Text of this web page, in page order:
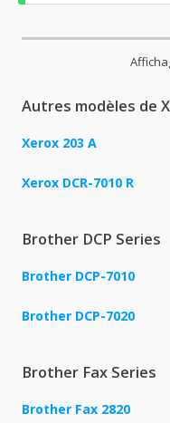
Autres modèles de
Xerox 203 A
Xerox DCR-7010 R
Brother DCP Series
Brother DCP-7010
Brother DCP-7020
Brother Fax Series
Brother Fax 2820